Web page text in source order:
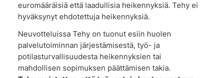
euromääräisiä että laadullisia heikennyksiä. Tehy ei
hyväksynyt ehdotettuja heikennyksiä.
Neuvotteluissa Tehy on tuonut esiin huolen
palvelutoiminnan järjestämisestä, työ- ja
potilasturvallisuudesta heikennyksien tai
mahdollisen sopimuksen päättämisen takia.